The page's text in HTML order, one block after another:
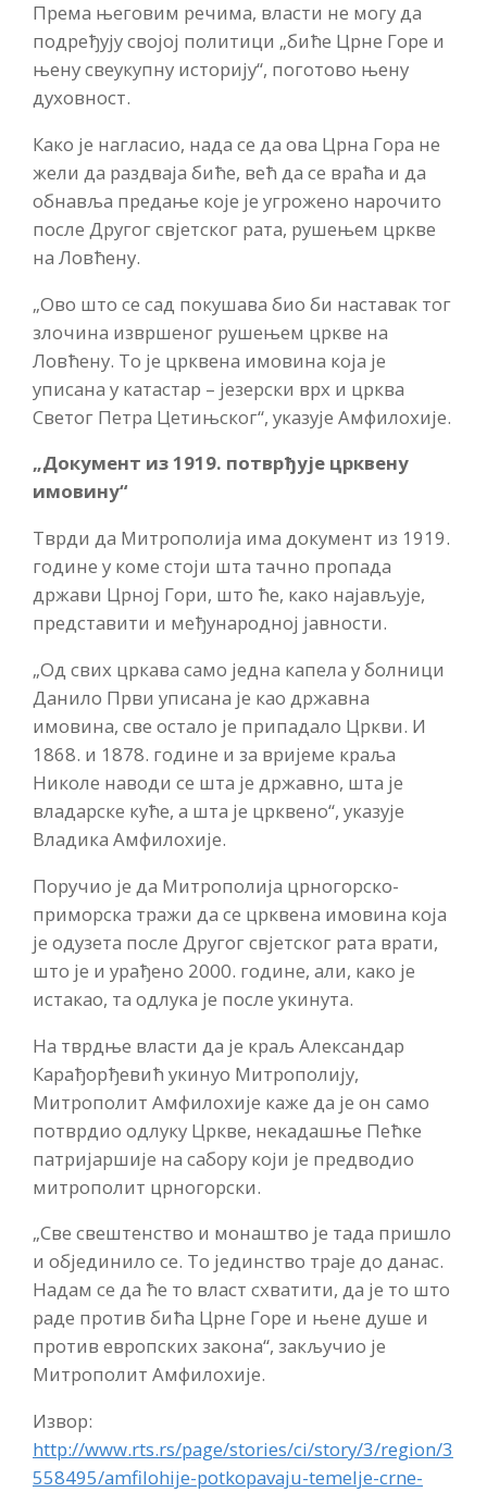
Према његовим речима, власти не могу да
подређују својој политици „биће Црне Горе и
њену свеукупну историју“, поготово њену
духовност.
Како је нагласио, нада се да ова Црна Гора не
жели да раздваја биће, већ да се враћа и да
обнавља предање које је угрожено нарочито
после Другог свјетског рата, рушењем цркве
на Ловћену.
„Ово што се сад покушава био би наставак тог
злочина извршеног рушењем цркве на
Ловћену. То је црквена имовина која је
уписана у катастар – језерски врх и црква
Светог Петра Цетињског“, указује Амфилохије.
„Документ из 1919. потврђује црквену
имовину“
Тврди да Митрополија има документ из 1919.
године у коме стоји шта тачно пропада
држави Црној Гори, што ће, како најављује,
представити и међународној јавности.
„Од свих цркава само једна капела у болници
Данило Први уписана је као државна
имовина, све остало је припадало Цркви. И
1868. и 1878. године и за вријеме краља
Николе наводи се шта је државно, шта је
владарске куће, а шта је црквено“, указује
Владика Амфилохије.
Поручио је да Митрополија црногорско-
приморска тражи да се црквена имовина која
је одузета после Другог свјетског рата врати,
што је и урађено 2000. године, али, како је
истакао, та одлука је после укинута.
На тврдње власти да је краљ Александар
Карађорђевић укинуо Митрополију,
Митрополит Амфилохије каже да је он само
потврдио одлуку Цркве, некадашње Пећке
патријаршије на сабору који је предводио
митрополит црногорски.
„Све свештенство и монаштво је тада пришло
и објединило се. То јединство траје до данас.
Надам се да ће то власт схватити, да је то што
раде против бића Црне Горе и њене душе и
против европских закона“, закључио је
Митрополит Амфилохије.
Извор:
http://www.rts.rs/page/stories/ci/story/3/region/3
558495/amfilohije-potkopavaju-temelje-crne-